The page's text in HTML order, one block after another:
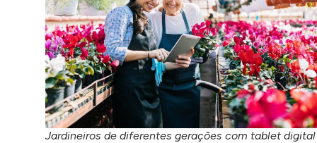
Jardineiros de diferentes gerações com tablet digital